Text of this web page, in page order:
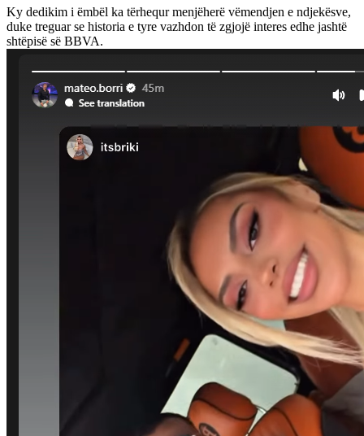
Ky dedikim i ëmbël ka tërhequr menjëherë vëmendjen e ndjekësve,
duke treguar se historia e tyre vazhdon të zgjojë interes edhe jashtë
shtëpisë së BBVA.